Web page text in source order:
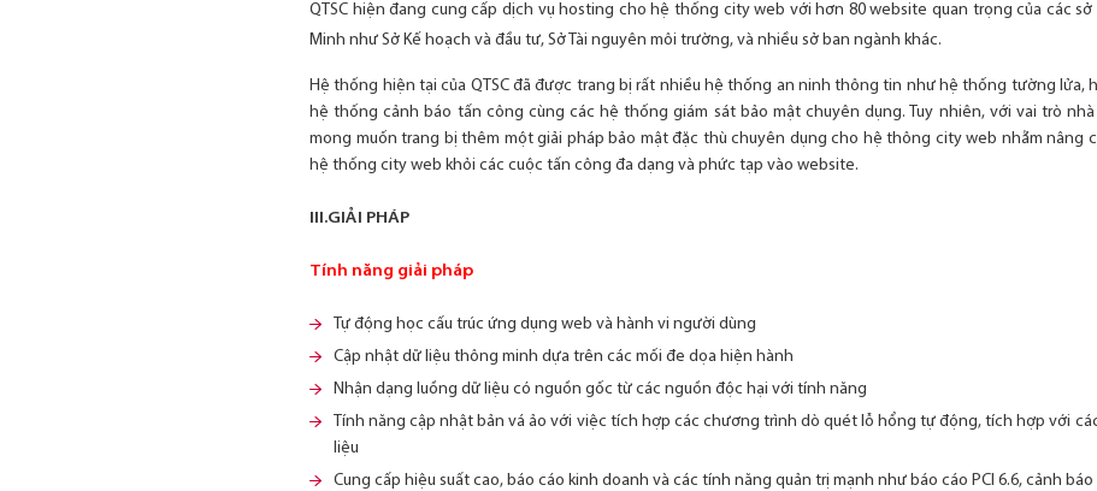
QTSC hiện đang cung cấp dịch vụ hosting cho hệ thống city web với hơn 80 website quan trọng của các
Minh như Sở Kế hoạch và đầu tư, Sở Tài nguyên môi trường, và nhiều sở ban ngành khác.
Hệ thống hiện tại của QTSC đã được trang bị rất nhiều hệ thống an ninh thông tin như hệ thống tường lửa,
hệ thống cảnh báo tấn công cùng các hệ thống giám sát bảo mật chuyên dụng. Tuy nhiên, với vai trò nhà
mong muốn trang bị thêm một giải pháp bảo mật đặc thù chuyên dụng cho hệ thông city web nhằm nâng
hệ thống city web khỏi các cuộc tấn công đa dạng và phức tạp vào website.
III.GIẢI PHÁP
Tính năng giải pháp
Tự động học cấu trúc ứng dụng web và hành vi người dùng
Cập nhật dữ liệu thông minh dựa trên các mối đe dọa hiện hành
Nhận dạng luồng dữ liệu có nguồn gốc từ các nguồn độc hại với tính năng
Tính năng cập nhật bản vá ảo với việc tích hợp các chương trình dò quét lỗ hổng tự động, tích hợp với
liệu
Cung cấp hiệu suất cao, báo cáo kinh doanh và các tính năng quản trị mạnh như báo cáo PCI 6.6, cảnh